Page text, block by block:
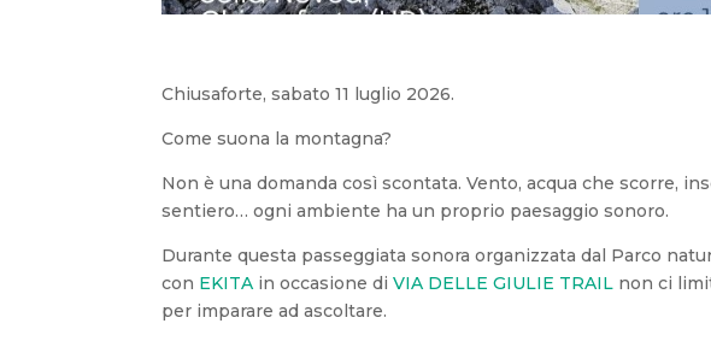
Chiusaforte, sabato 11 luglio 2026.
Come suona la montagna?
Non è una domanda così scontata. Vento, acqua che scorre,
sentiero… ogni ambiente ha un proprio paesaggio sonoro.
Durante questa passeggiata sonora organizzata dal Parco
con EKITA in occasione di VIA DELLE GIULIE TRAIL non ci
per imparare ad ascoltare.